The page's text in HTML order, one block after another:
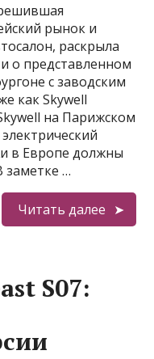
рынок и
раскрыла
о представленном
с заводским
как Skywell
на Парижском
в Европе должны
заметке …
Читать далее
S07: